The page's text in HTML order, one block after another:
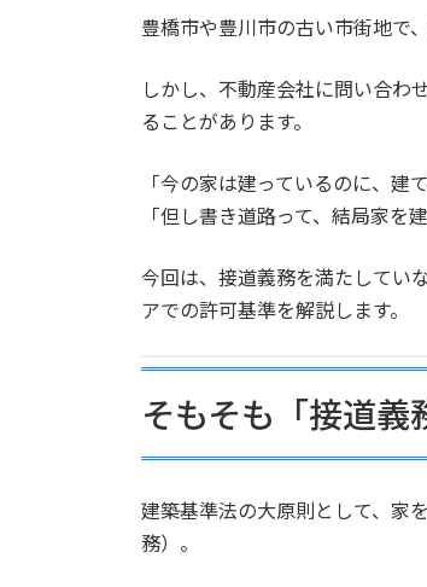
豊橋市や豊川市の古い市街地で
しかし、不動産会社に問い合わ
ることがあります。
「今の家は建っているのに、建
「但し書き道路って、結局家を
今回は、接道義務を満たしてい
アでの許可基準を解説します。
そもそも「接道
建築基準法の大原則として、家
務）。